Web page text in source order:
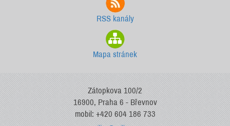
RSS kanály
Mapa stránek
Zátopkova 100/2
16900, Praha 6 - Břevnov
mobil: +420 604 186 733